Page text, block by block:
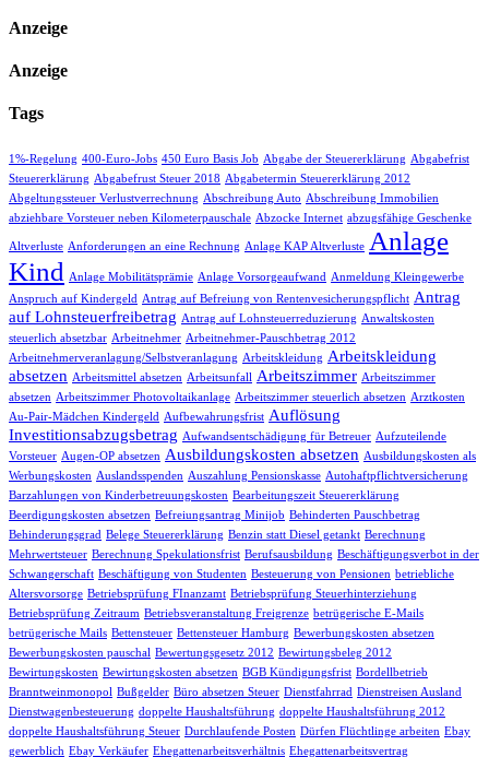
Anzeige
Anzeige
Tags
1%-Regelung 400-Euro-Jobs 450 Euro Basis Job Abgabe der Steuererklärung Abgabefrist
Steuererklärung Abgabefrust Steuer 2018 Abgabetermin Steuererklärung 2012
Abgeltungssteuer Verlustverrechnung Abschreibung Auto Abschreibung Immobilien
abziehbare Vorsteuer neben Kilometerpauschale Abzocke Internet abzugsfähige Geschenke
Altverluste Anforderungen an eine Rechnung Anlage KAP Altverluste Anlage
Kind
Anlage Mobilitätsprämie Anlage Vorsorgeaufwand
Anmeldung Kleingewerbe
Anspruch auf Kindergeld
Antrag auf Befreiung von Rentenvesicherungspflicht Antrag
auf Lohnsteuerfreibetrag Antrag auf Lohnsteuerreduzierung Anwaltskosten
steuerlich absetzbar Arbeitnehmer Arbeitnehmer-Pauschbetrag 2012
Arbeitnehmerveranlagung/Selbstveranlagung Arbeitskleidung Arbeitskleidung
absetzen Arbeitsmittel absetzen Arbeitsunfall Arbeitszimmer Arbeitszimmer
absetzen Arbeitszimmer Photovoltaikanlage Arbeitszimmer steuerlich absetzen Arztkosten
Au-Pair-Mädchen Kindergeld
Aufbewahrungsfrist Auflösung
Investitionsabzugsbetrag Aufwandsentschädigung für Betreuer Aufzuteilende
Vorsteuer Augen-OP absetzen Ausbildungskosten absetzen Ausbildungskosten als
Werbungskosten Auslandsspenden Auszahlung Pensionskasse Autohaftpflichtversicherung
Barzahlungen von Kinderbetreuungskosten Bearbeitungszeit Steuererklärung
Beerdigungskosten absetzen Befreiungsantrag Minijob Behinderten Pauschbetrag
Behinderungsgrad Belege Steuererklärung Benzin statt Diesel getankt Berechnung
Mehrwertsteuer Berechnung Spekulationsfrist Berufsausbildung Beschäftigungsverbot in der
Schwangerschaft Beschäftigung von Studenten Besteuerung von Pensionen betriebliche
Altersvorsorge Betriebsprüfung FInanzamt Betriebsprüfung Steuerhinterziehung
Betriebsprüfung Zeitraum Betriebsveranstaltung Freigrenze betrügerische E-Mails
betrügerische Mails Bettensteuer Bettensteuer Hamburg Bewerbungskosten absetzen
Bewerbungskosten pauschal Bewertungsgesetz 2012 Bewirtungsbeleg 2012
Bewirtungskosten Bewirtungskosten absetzen BGB Kündigungsfrist Bordellbetrieb
Branntweinmonopol Bußgelder Büro absetzen Steuer Dienstfahrrad Dienstreisen Ausland
Dienstwagenbesteuerung doppelte Haushaltsführung doppelte Haushaltsführung 2012
doppelte Haushaltsführung Steuer Durchlaufende Posten Dürfen Flüchtlinge arbeiten Ebay
gewerblich Ebay Verkäufer Ehegattenarbeitsverhältnis Ehegattenarbeitsvertrag